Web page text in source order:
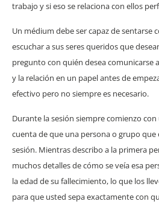
trabajo y si eso se relaciona con ellos
Un médium debe ser capaz de sentarse
escuchar a sus seres queridos que
pregunto con quién desea comunicarse
y la relación en un papel antes de
efectivo pero no siempre es necesario.
Durante la sesión siempre comienzo
cuenta de que una persona o grupo que
sesión. Mientras describo a la primera
muchos detalles de cómo se veía esa
la edad de su fallecimiento, lo que los
para que usted sepa exactamente con